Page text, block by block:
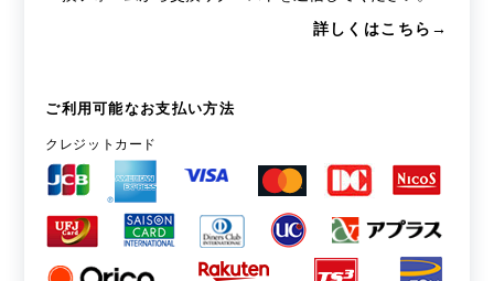
詳しくはこちら→
ご利用可能なお支払い方法
クレジットカード